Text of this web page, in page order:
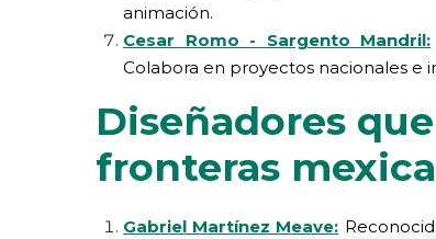
animación.
Cesar Romo - Sargento Mandril:
Colabora en proyectos nacionales e
Diseñadores
fronteras
Gabriel Martínez Meave: R